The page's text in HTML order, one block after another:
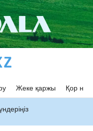
Жеке қаржы Қор